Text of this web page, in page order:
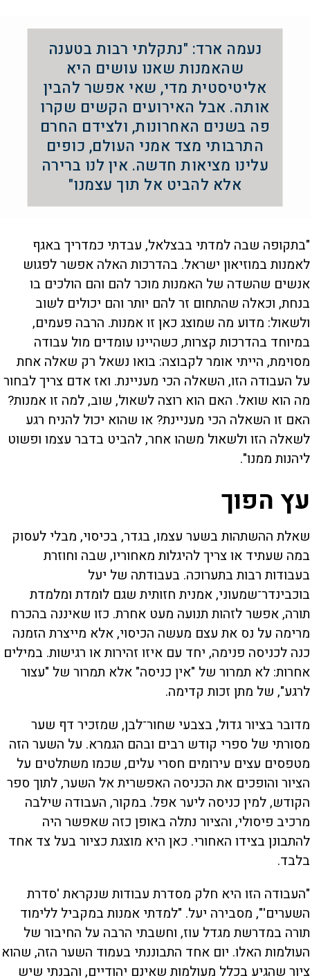
נעמה ארד: "נתקלתי רבות בטענה
שהאמנות שאנו עושים היא
אליטיסטית מדי, שאי אפשר להבין
אותה. אבל האירועים הקשים שקרו
פה בשנים האחרונות, ולצידם החרם
התרבותי מצד אמני העולם, כופים
עלינו מציאות חדשה. אין לנו ברירה
אלא להביט אל תוך עצמנו"
"בתקופה שבה למדתי בבצלאל, עבדתי כמדריך באגף
לאמנות במוזיאון ישראל. בהדרכות האלה אפשר לפגוש
אנשים שהשדה של האמנות מוכר להם והם הולכים בו
בנחת, וכאלה שהתחום זר להם יותר והם יכולים לשוב
ולשאול: מדוע מה שמוצג כאן זו אמנות. הרבה פעמים,
במיוחד בהדרכות קצרות, כשהיינו עומדים מול עבודה
מסוימת, הייתי אומר לקבוצה: בואו נשאל רק שאלה אחת
על העבודה הזו, השאלה הכי מעניינת. ואז אדם צריך לבחור
מה הוא שואל. האם הוא רוצה לשאול, שוב, למה זו אמנות?
האם זו השאלה הכי מעניינת? או שהוא יכול להניח רגע
לשאלה הזו ולשאול משהו אחר, להביט בדבר עצמו ופשוט
ליהנות ממנו".
עץ הפוך
שאלת ההשתהות בשער עצמו, בגדר, בכיסוי, מבלי לעסוק
במה שעתיד או צריך להיגלות מאחוריו, שבה וחוזרת
בעבודות רבות בתערוכה. בעבודתה של יעל
בוכבינדר־שמעוני, אמנית חזותית שגם לומדת ומלמדת
תורה, אפשר לזהות תנועה מעט אחרת. כזו שאיננה בהכרח
מרימה על נס את עצם מעשה הכיסוי, אלא מייצרת הזמנה
כנה לכניסה פנימה, יחד עם איזו זהירות או רגישות. במילים
אחרות: לא תמרור של "אין כניסה" אלא תמרור של "עצור
לרגע", של מתן זכות קדימה.
מדובר בציור גדול, בצבעי שחור־לבן, שמזכיר דף שער
מסורתי של ספרי קודש רבים ובהם הגמרא. על השער הזה
מטפסים עצים עירומים חסרי עלים, שכמו משתלטים על
הציור והופכים את הכניסה האפשרית אל השער, לתוך ספר
הקודש, למין כניסה ליער אפל. במקור, העבודה שילבה
מרכיב פיסולי, והציור נתלה באופן כזה שאפשר היה
להתבונן בצידו האחורי. כאן היא מוצגת כציור בעל צד אחד
בלבד.
"העבודה הזו היא חלק מסדרת עבודות שנקראת 'סדרת
השערים'", מסבירה יעל. "למדתי אמנות במקביל ללימוד
תורה במדרשת מגדל עוז, וחשבתי הרבה על החיבור של
העולמות האלו. יום אחד התבוננתי בעמוד השער הזה, שהוא
ציור שהגיע בכלל מעולמות שאינם יהודיים, והבנתי שיש